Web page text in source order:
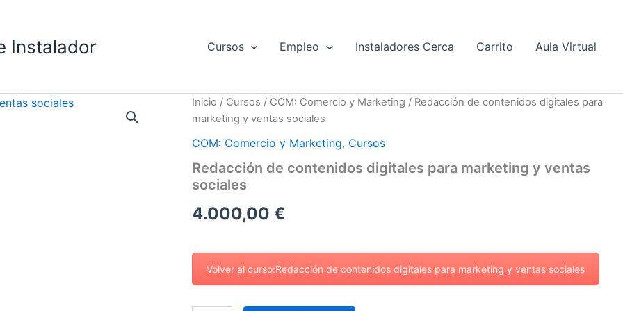
Instalador Cursos Empleo Instaladores Cerca Carrito Aula Virtual
Inicio / Cursos / COM: Comercio y Marketing / Redacción de contenidos digitales para
marketing y ventas sociales
COM: Comercio y Marketing, Cursos
Redacción de contenidos digitales para marketing y ventas
sociales
4.000,00 €
Volver al curso:Redacción de contenidos digitales para marketing y ventas sociales
Redacción
de
contenidos
digitales
marketing
y
sociales